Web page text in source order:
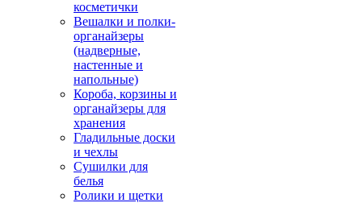
косметички
Вешалки и полки-
органайзеры
(надверные,
настенные и
напольные)
Короба, корзины и
органайзеры для
хранения
Гладильные доски
и чехлы
Сушилки для
белья
Ролики и щетки